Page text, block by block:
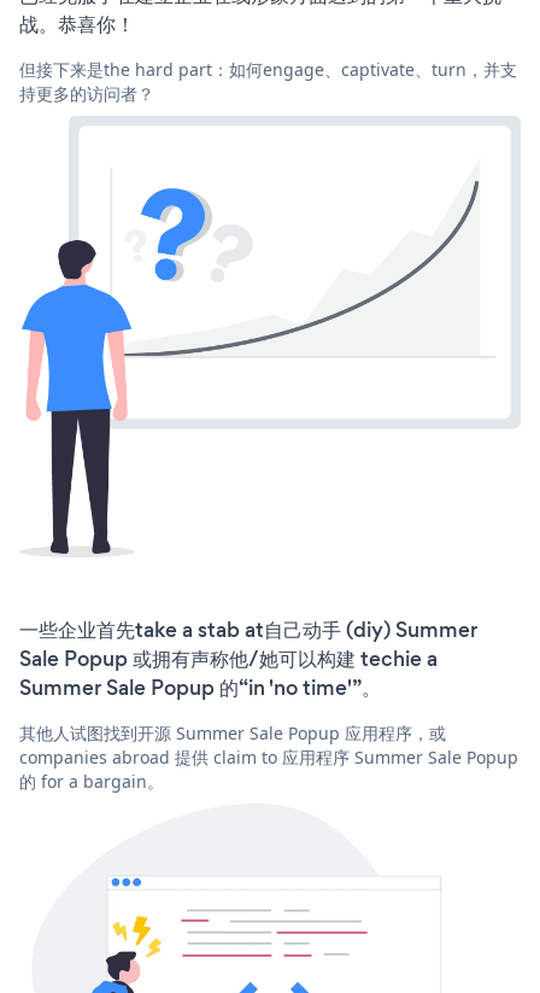
战。恭喜你！
但接下来是the hard part：如何engage、captivate、turn，并支
持更多的访问者？
一些企业首先take a stab at自己动手 (diy) Summer
Sale Popup 或拥有声称他/她可以构建 techie a
Summer Sale Popup 的“in 'no time'”。
其他人试图找到开源 Summer Sale Popup 应用程序，或
companies abroad 提供 claim to 应用程序 Summer Sale Popup
的 for a bargain。